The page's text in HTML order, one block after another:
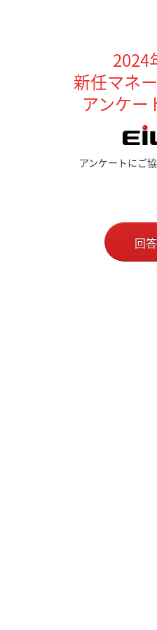
2024
新任マネ
アンケー
アンケートにご
回